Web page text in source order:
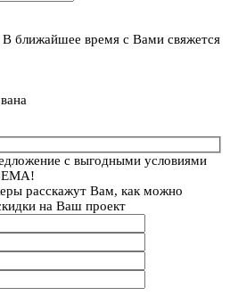
ближайшее время с Вами свяжется
с выгодными условиями
расскажут Вам, как можно
на Ваш проект